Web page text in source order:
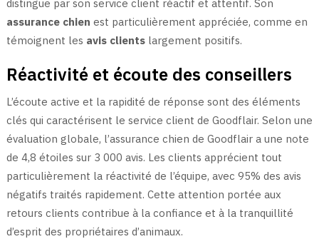
distingue par son service client réactif et attentif. Son
assurance chien est particulièrement appréciée, comme en
témoignent les avis clientslargement positifs.
Réactivité et écoute des conseillers
L’écoute active et la rapidité de réponse sont des éléments
clés qui caractérisent le service client de Goodflair. Selon une
évaluation globale, l’assurance chien de Goodflair a une note
de 4,8 étoiles sur 3 000 avis. Les clients apprécient tout
particulièrement la réactivité de l’équipe, avec 95% des avis
négatifs traités rapidement. Cette attention portée aux
retours clients contribue à la confiance et à la tranquillité
d’esprit des propriétaires d’animaux.